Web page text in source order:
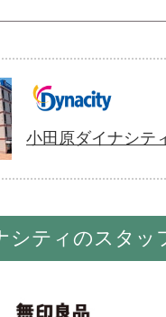
小田原ダイナシテ
シティのスタッ